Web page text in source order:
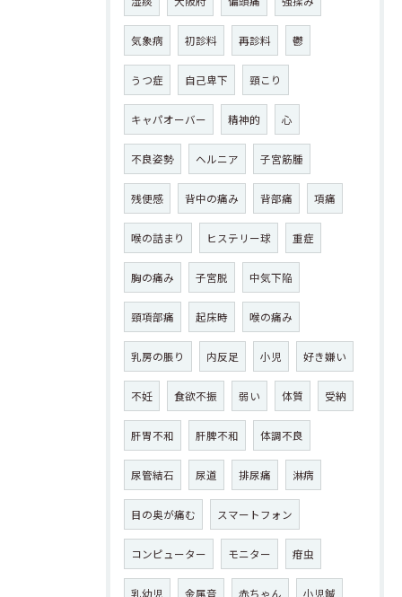
気象病 初診料 再診料 鬱
うつ症 自己卑下 頸こり
キャパオーバー 精神的 心
不良姿勢 ヘルニア 子宮筋腫
残便感 背中の痛み 背部痛 項痛
喉の詰まり ヒステリー球 重症
胸の痛み 子宮脱 中気下陥
頸項部痛 起床時 喉の痛み
乳房の脹り 内反足 小児 好き嫌い
不妊 食欲不振 弱い 体質 受納
肝胃不和 肝脾不和 体調不良
尿管結石 尿道 排尿痛 淋病
目の奥が痛む スマートフォン
コンピューター モニター 疳虫
乳幼児 金属音 赤ちゃん 小児鍼